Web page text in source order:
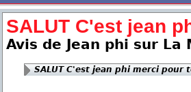
SALUT C'est jean
Avis de Jean phi sur La
SALUT C'est jean phi merci pour